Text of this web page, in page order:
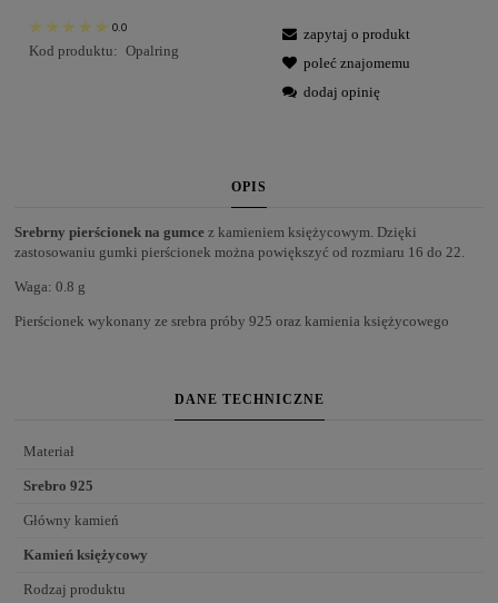
0.0
Kod produktu: Opalring
zapytaj o produkt
poleć znajomemu
dodaj opinię
OPIS
Srebrny pierścionek na gumce z kamieniem księżycowym. Dzięki
zastosowaniu gumki pierścionek można powiększyć od rozmiaru 16 do 22.
Waga: 0.8 g
Pierścionek wykonany ze srebra próby 925 oraz kamienia księżycowego
DANE TECHNICZNE
Materiał
Srebro 925
Główny kamień
Kamień księżycowy
Rodzaj produktu